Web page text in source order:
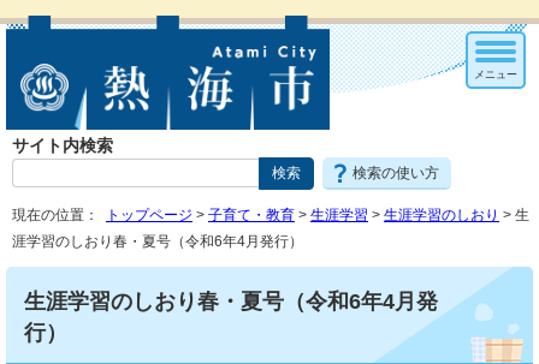
サイト内検索
検索の使い方
メニュー
現在の位置： トップページ > 子育て・教育 > 生涯学習 > 生涯学習のしおり > 生
涯学習のしおり春・夏号（令和6年4月発行）
生涯学習のしおり春・夏号（令和6年4月発
行）